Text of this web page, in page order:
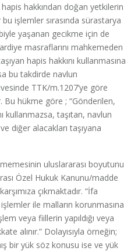
hakkından doğan yetkilerin
işlemler sırasında sürastarya
yaşanan gecikme için de
masraflarını mahkemeden
hapis hakkını kullanmasına
bu takdirde navlun
TTK/m.1207’ye göre
hükme göre ; “Gönderilen,
kullanmazsa, taşıtan, navlun
diğer alacakları taşıyana
uluslararası boyutunu
Özel Hukuk Kanunu/madde
çıkmaktadır. “İfa
ile malların korunmasına
veya fiillerin yapıldığı veya
alınır.” Dolayısıyla örneğin;
bir yük söz konusu ise ve yük